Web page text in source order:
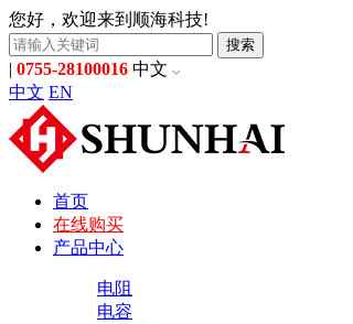
您好，欢迎来到顺海科技!
搜索
| 0755-28100016 中文
中文 EN
首页
在线购买
产品中心
电阻
电容